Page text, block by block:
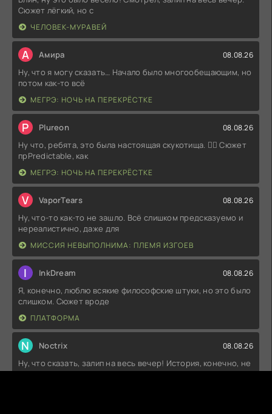
Сюжет лёгкий, но с
ЧЕЛОВЕК-МУРАВЕЙ
А Амира 08.08.26
Ну, что я могу сказать… Начало было многообещающим, но
потом как-то всё
МЕГРЭ: НОЧЬ НА ПЕРЕКРЁСТКЕ
P Plureon 08.08.26
Ну что, ребята, это была настоящая скукотища. 🤦‍♂️ Сюжет
прPredictable, как
МЕГРЭ: НОЧЬ НА ПЕРЕКРЁСТКЕ
V VaporTears 08.08.26
Ну, что-то как-то не зашло. Всё слишком предсказуемо и
нереалистично, даже для
МИССИЯ НЕВЫПОЛНИМА: ПЛЕМЯ ИЗГОЕВ
I InkDream 08.08.26
Я, конечно, люблю всякие философские штуки, но это было
слишком. Сюжет вроде
ПЛАТФОРМА
N Noctrix 08.08.26
Ну, что сказать, залип на весь вечер! История, конечно, не
нова, но она подана